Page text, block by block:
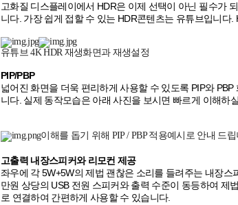
고화질 디스플레이에서 HDR은 이제 선택이 아닌 필수가
니다. 가장 쉽게 접할 수 있는 HDR콘텐츠는 유튜브입니다
유튜브 4K HDR 재생화면과 재생설정
PIP/PBP
넓어진 화면을 더욱 편리하게 사용할 수 있도록 PIP와
니다. 실제 동작모습은 아래 사진을 보시면 빠르게 이해하
이해를 돕기 위해 PIP / PBP 적용예시로 안내 드
고출력 내장스피커와 리모컨 제공
좌우에 각 5W+5W의 제법 괜찮은 소리를 들려주는 내장
만원 상당의 USB 전원 스피커와 출력 수준이 동등하여 제
로 연결하여 간편하게 사용할 수 있습니다.